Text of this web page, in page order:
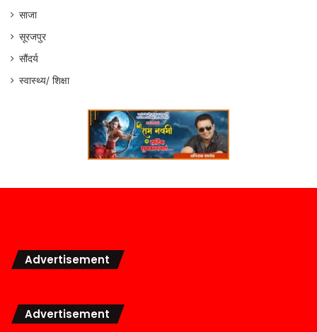
साजा
सूरजपुर
सौंदर्य
स्वास्थ्य/ शिक्षा
Advertisement
Advertisement